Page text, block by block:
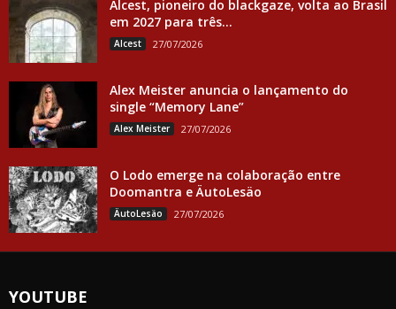
Alcest, pioneiro do blackgaze, volta ao Brasil
em 2027 para três...
Alcest 27/07/2026
Alex Meister anuncia o lançamento do
single “Memory Lane”
Alex Meister 27/07/2026
O Lodo emerge na colaboração entre
Doomantra e ÄutoLesäo
ÄutoLesäo 27/07/2026
YOUTUBE